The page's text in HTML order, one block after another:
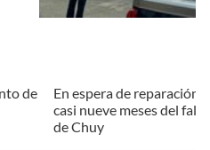
de
En espera de reparación
casi nueve meses del
de Chuy